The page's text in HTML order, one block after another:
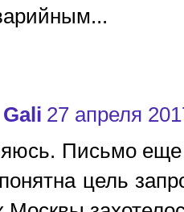
27 апреля
Письмо еще
цель